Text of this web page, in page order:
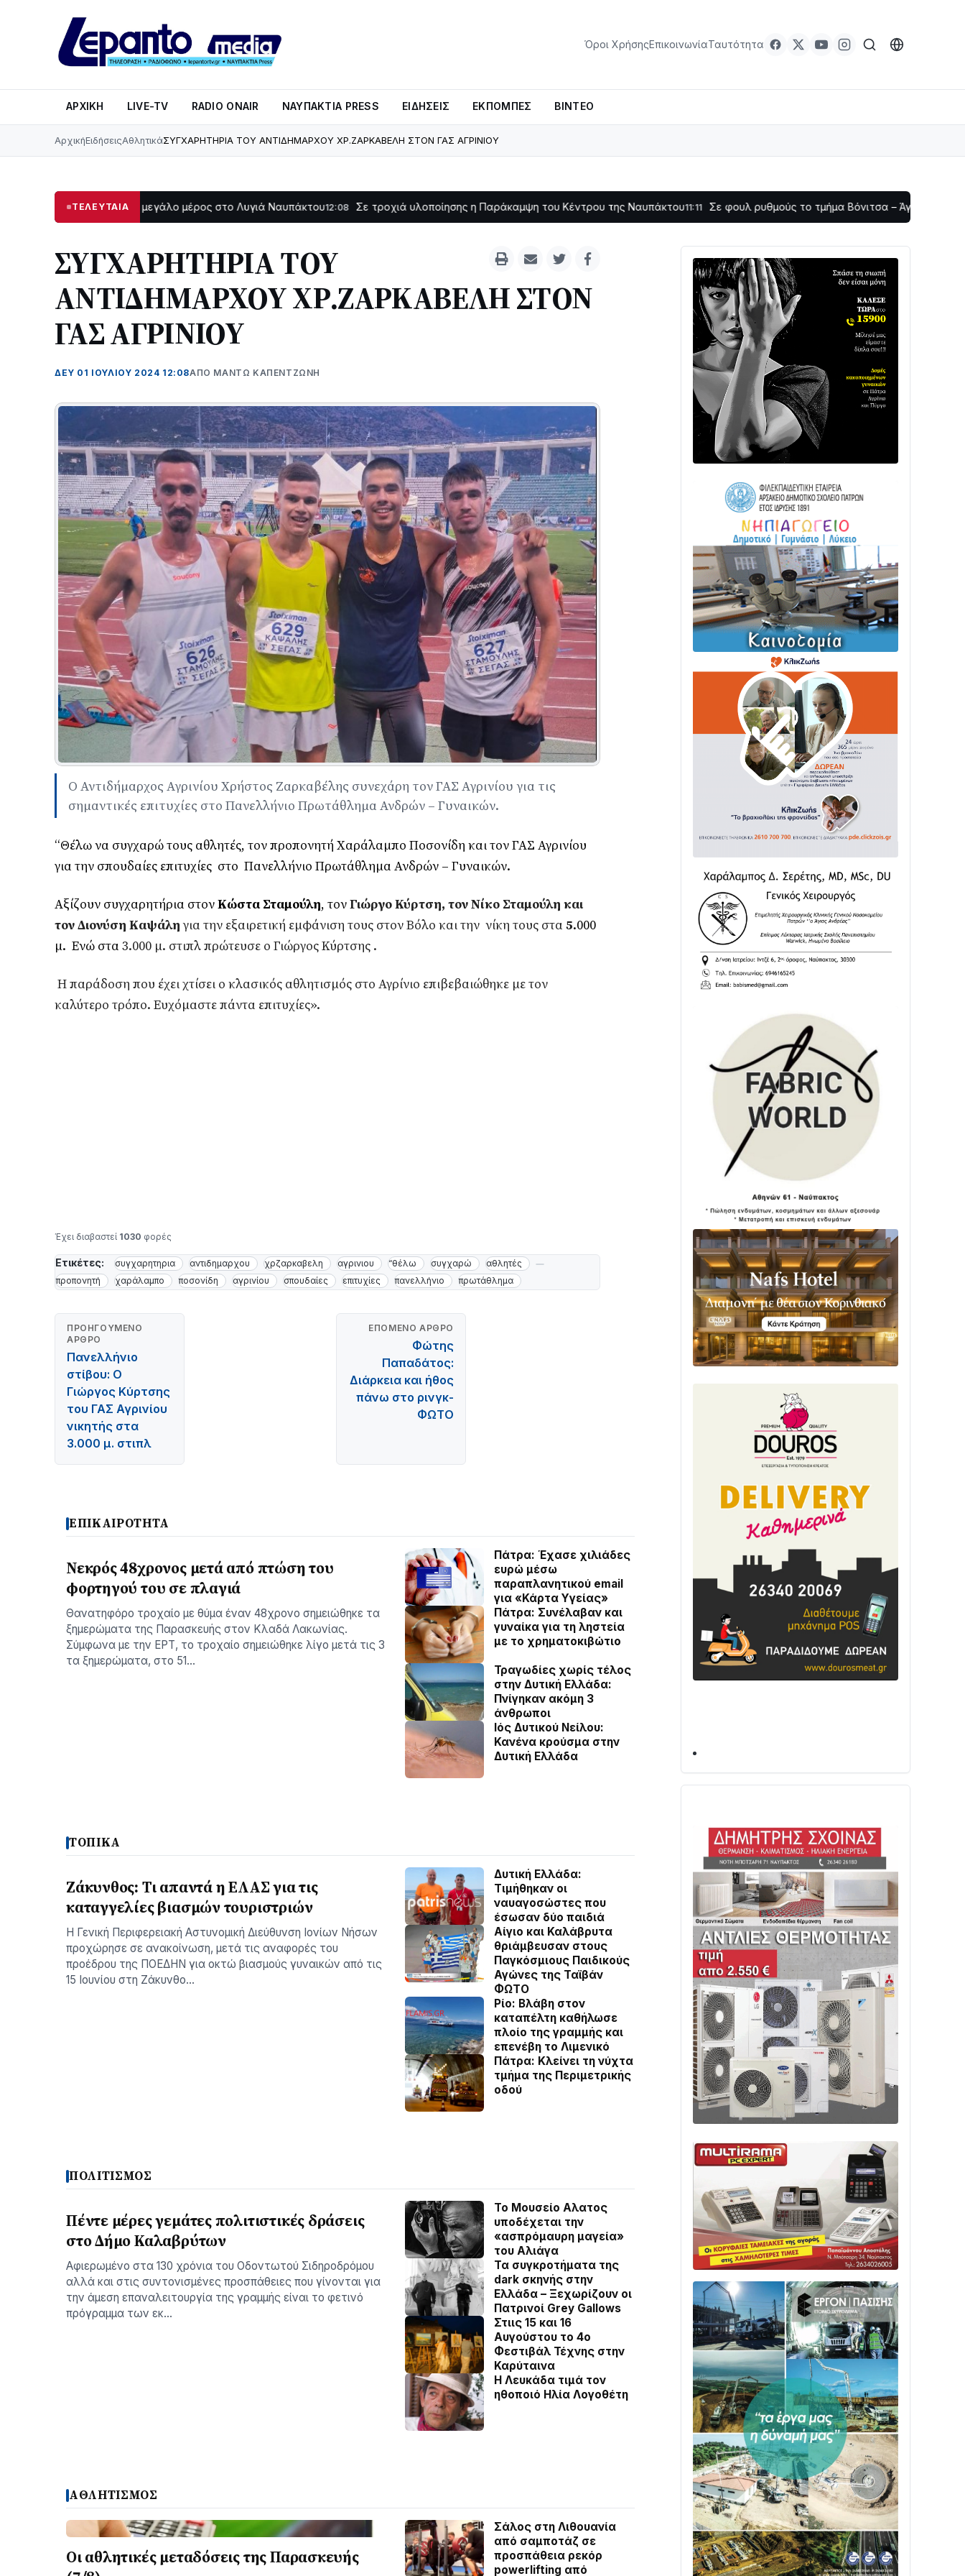
Όροι ΧρήσηςΕπικοινωνίαΤαυτότητα
ΑΡΧΙΚΉ LIVE-TV RADIO ONAIR ΝΑΥΠΑΚΤΊΑ PRESS ΕΙΔΉΣΕΙΣ ΕΚΠΟΜΠΈΣ ΒΊΝΤΕΟ
ΑρχικήΕιδήσειςΑθλητικάΣΥΓΧΑΡΗΤΗΡΙΑ ΤΟΥ ΑΝΤΙΔΗΜΑΡΧΟΥ ΧΡ.ΖΑΡΚΑΒΕΛΗ ΣΤΟΝ ΓΑΣ ΑΓΡΙΝΙΟΥ
ΤΕΛΕΥΤΑΙΑ
Στο σκοτάδι μεγάλο μέρος στο Λυγιά Ναυπάκτου12:08 Σε τροχιά υλοποίησης η Παράκαμψη του Κέντρου της Ναυπάκτου11:11 Σε φουλ ρυθμούς το τμήμα Βόνιτσα – Άγιος Νικόλαος |
ΣΥΓΧΑΡΗΤΗΡΙΑ ΤΟΥ
ΑΝΤΙΔΗΜΑΡΧΟΥ ΧΡ.ΖΑΡΚΑΒΕΛΗ ΣΤΟΝ
ΓΑΣ ΑΓΡΙΝΙΟΥ
ΔΕΥ 01 ΙΟΥΛΊΟΥ 2024 12:08ΑΠΌ ΜΑΝΤΩ ΚΑΠΕΝΤΖΩΝΗ
Ο Αντιδήμαρχος Αγρινίου Χρήστος Ζαρκαβέλης συνεχάρη τον ΓΑΣ Αγρινίου για τις
σημαντικές επιτυχίες στο Πανελλήνιο Πρωτάθλημα Ανδρών – Γυναικών.
“Θέλω να συγχαρώ τους αθλητές, τον προπονητή Χαράλαμπο Ποσονίδη και τον ΓΑΣ Αγρινίου
για την σπουδαίες επιτυχίες στο Πανελλήνιο Πρωτάθλημα Ανδρών – Γυναικών.
Αξίζουν συγχαρητήρια στονΚώστα Σταμούλη, τονΓιώργο Κύρτση, τον Νίκο Σταμούλη και
τον Διονύση Καψάληγια την εξαιρετική εμφάνιση τους στον Βόλο και την νίκη τους στα 5.000
μ. Ενώ στα 3.000 μ. στιπλ πρώτευσε ο Γιώργος Κύρτσης .
Η παράδοση που έχει χτίσει ο κλασικός αθλητισμός στο Αγρίνιο επιβεβαιώθηκε με τον
καλύτερο τρόπο. Ευχόμαστε πάντα επιτυχίες».
Έχει διαβαστεί 1030 φορές
Ετικέτες: συγχαρητηρια αντιδημαρχου χρζαρκαβελη αγρινιου “θέλω συγχαρώ
αθλητές
προπονητή
χαράλαμπο ποσονίδη αγρινίου σπουδαίες επιτυχίες πανελλήνιο πρωτάθλημα
ΠΡΟΗΓΟΎΜΕΝΟ
ΆΡΘΡΟ
Πανελλήνιο
στίβου: Ο
Γιώργος Κύρτσης
του ΓΑΣ Αγρινίου
νικητής στα
3.000 μ. στιπλ
ΕΠΌΜΕΝΟ ΆΡΘΡΟ
Φώτης
Παπαδάτος:
Διάρκεια και ήθος
πάνω στο ρινγκ-
ΦΩΤΟ
ΕΠΙΚΑΙΡΟΤΗΤΑ
Νεκρός 48χρονος μετά από πτώση του
φορτηγού του σε πλαγιά
Θανατηφόρο τροχαίο με θύμα έναν 48χρονο σημειώθηκε τα
ξημερώματα της Παρασκευής στον Κλαδά Λακωνίας.
Σύμφωνα με την ΕΡΤ, το τροχαίο σημειώθηκε λίγο μετά τις 3
τα ξημερώματα, στο 51…
Πάτρα: Έχασε χιλιάδες
ευρώ μέσω
παραπλανητικού email
για «Κάρτα Υγείας»
Πάτρα: Συνέλαβαν και
γυναίκα για τη ληστεία
με το χρηματοκιβώτιο
Τραγωδίες χωρίς τέλος
στην Δυτική Ελλάδα:
Πνίγηκαν ακόμη 3
άνθρωποι
Ιός Δυτικού Νείλου:
Κανένα κρούσμα στην
Δυτική Ελλάδα
ΤΟΠΙΚΑ
Ζάκυνθος: Τι απαντά η ΕΛΑΣ για τις
καταγγελίες βιασμών τουριστριών
H Γενική Περιφερειακή Αστυνομική Διεύθυνση Ιονίων Νήσων
προχώρησε σε ανακοίνωση, μετά τις αναφορές του
προέδρου της ΠΟΕΔΗΝ για οκτώ βιασμούς γυναικών από τις
15 Ιουνίου στη Ζάκυνθο…
Δυτική Ελλάδα:
Τιµήθηκαν οι
ναυαγοσώστες που
έσωσαν δύο παιδιά
Αίγιο και Καλάβρυτα
θριάμβευσαν στους
Παγκόσμιους Παιδικούς
Αγώνες της Ταϊβάν
ΦΩΤΟ
Ρίο: Βλάβη στον
καταπέλτη καθήλωσε
πλοίο της γραμμής και
επενέβη το Λιμενικό
Πάτρα: Κλείνει τη νύχτα
τμήμα της Περιμετρικής
οδού
ΠΟΛΙΤΙΣΜΟΣ
Πέντε μέρες γεμάτες πολιτιστικές δράσεις
στο Δήμο Καλαβρύτων
Αφιερωμένο στα 130 χρόνια του Οδοντωτού Σιδηροδρόμου
αλλά και στις συντονισμένες προσπάθειες που γίνονται για
την άμεση επαναλειτουργία της γραμμής είναι το φετινό
πρόγραμμα των εκ…
Το Μουσείο Αλατος
υποδέχεται την
«ασπρόμαυρη μαγεία»
του Αλιάγα
Τα συγκροτήματα της
dark σκηνής στην
Ελλάδα – Ξεχωρίζουν οι
Πατρινοί Grey Gallows
Στιις 15 και 16
Αυγούστου το 4ο
Φεστιβάλ Τέχνης στην
Καρύταινα
Η Λευκάδα τιμά τον
ηθοποιό Ηλία Λογοθέτη
ΑΘΛΗΤΙΣΜΟΣ
Οι αθλητικές μεταδόσεις της Παρασκευής
Σάλος στη Λιθουανία
από σαμποτάζ σε
προσπάθεια ρεκόρ
powerlifting από